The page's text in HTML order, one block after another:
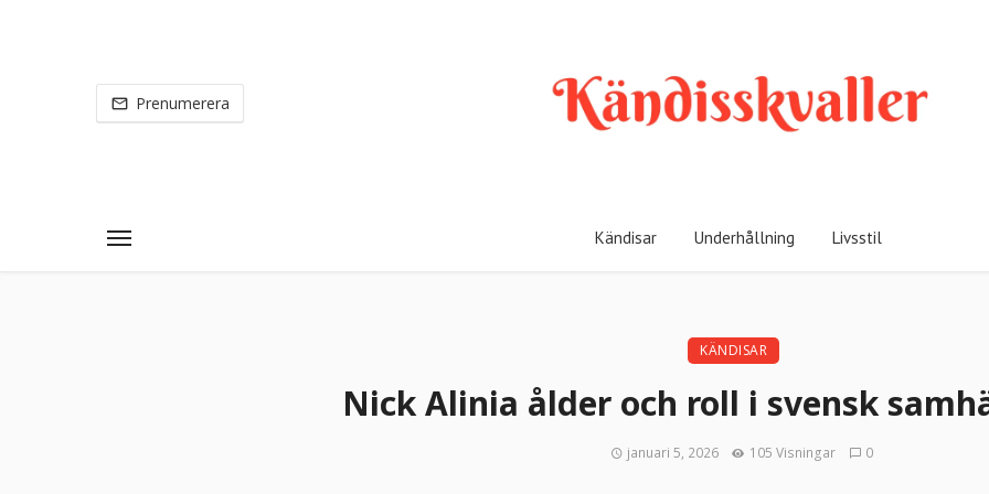
Prenumerera
Kändisar Underhållning Livsstil
KÄNDISAR
Nick Alinia ålder och roll i svensk
januari 5, 2026 105 Visningar 0